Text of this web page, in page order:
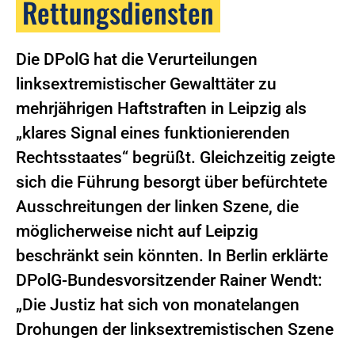
Rettungsdiensten
Die DPolG hat die Verurteilungen
linksextremistischer Gewalttäter zu
mehrjährigen Haftstraften in Leipzig als
„klares Signal eines funktionierenden
Rechtsstaates“ begrüßt. Gleichzeitig zeigte
sich die Führung besorgt über befürchtete
Ausschreitungen der linken Szene, die
möglicherweise nicht auf Leipzig
beschränkt sein könnten. In Berlin erklärte
DPolG-Bundesvorsitzender Rainer Wendt:
„Die Justiz hat sich von monatelangen
Drohungen der linksextremistischen Szene